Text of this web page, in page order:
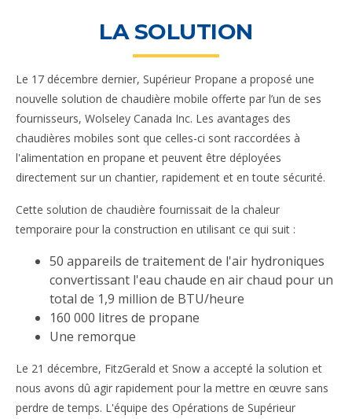
LA SOLUTION
Le 17 décembre dernier, Supérieur Propane a proposé une
nouvelle solution de chaudière mobile offerte par l’un de ses
fournisseurs, Wolseley Canada Inc. Les avantages des
chaudières mobiles sont que celles-ci sont raccordées à
l'alimentation en propane et peuvent être déployées
directement sur un chantier, rapidement et en toute sécurité.
Cette solution de chaudière fournissait de la chaleur
temporaire pour la construction en utilisant ce qui suit :
50 appareils de traitement de l'air hydroniques
convertissant l'eau chaude en air chaud pour un
total de 1,9 million de BTU/heure
160 000 litres de propane
Une remorque
Le 21 décembre, FitzGerald et Snow a accepté la solution et
nous avons dû agir rapidement pour la mettre en œuvre sans
perdre de temps. L'équipe des Opérations de Supérieur